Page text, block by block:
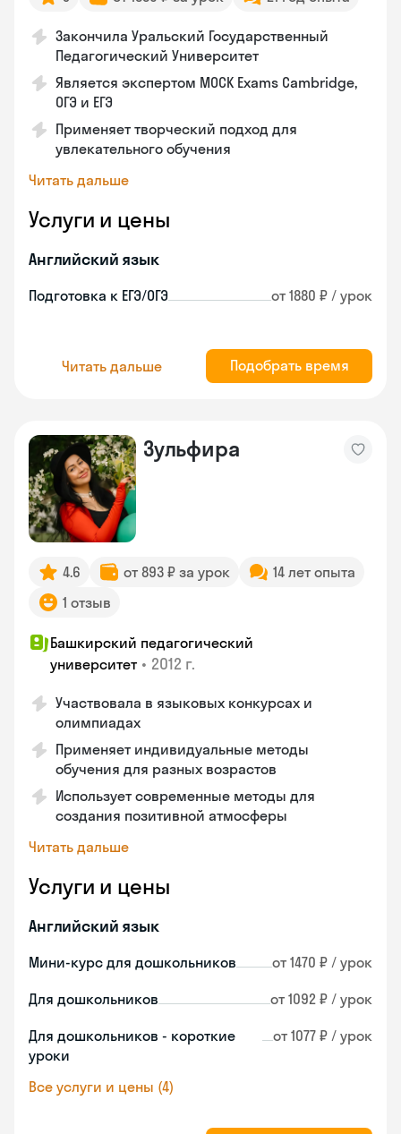
Закончила Уральский Государственный
Педагогический Университет
Является экспертом MOCK Exams Cambridge,
ОГЭ и ЕГЭ
Применяет творческий подход для
увлекательного обучения
Читать дальше
Услуги и цены
Английский язык
Подготовка к ЕГЭ/ОГЭ от 1880 ₽ / урок
Читать дальше Подобрать время
Зульфира
4.6 от 893 ₽ за урок
14 лет опыта
1 отзыв
Башкирский педагогический
университет • 2012 г.
Участвовала в языковых конкурсах и
олимпиадах
Применяет индивидуальные методы
обучения для разных возрастов
Использует современные методы для
создания позитивной атмосферы
Читать дальше
Услуги и цены
Английский язык
Мини-курс для дошкольников от 1470 ₽ / урок
Для дошкольников от 1092 ₽ / урок
Для дошкольников - короткие
уроки
от 1077 ₽ / урок
Все услуги и цены (4)